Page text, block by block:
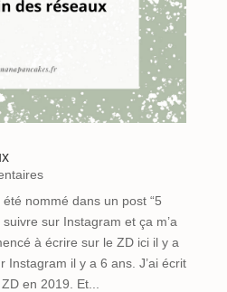
nommé dans un post “5
sur Instagram et ça m’a
à écrire sur le ZD ici il y a
Instagram il y a 6 ans. J’ai écrit
en 2019. Et...